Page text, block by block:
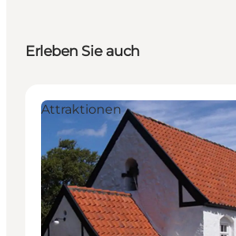
Erleben Sie auch
Attraktionen